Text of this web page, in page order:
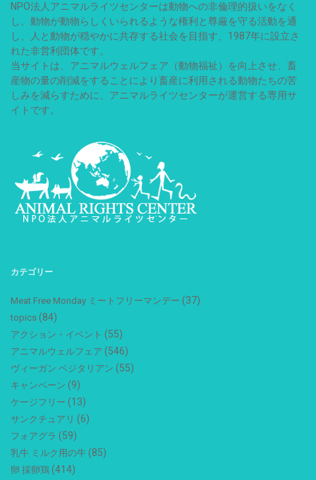
NPO法人アニマルライツセンターは動物への非倫理的扱いをなく
し、動物が動物らしくいられるような権利と尊厳を守る活動を通
し、人と動物が穏やかに共存する社会を目指す、1987年に設立さ
れた非営利団体です。
当サイトは、アニマルウェルフェア（動物福祉）を向上させ、畜
産物の量の削減をすることにより畜産に利用される動物たちの苦
しみを減らすために、アニマルライツセンターが運営する専用サ
イトです。
カテゴリー
Meat Free Monday ミートフリーマンデー (37)
topics (84)
アクション・イベント (55)
アニマルウェルフェア (546)
ヴィーガン ベジタリアン (55)
キャンペーン (9)
ケージフリー (13)
サンクチュアリ (6)
フォアグラ (59)
乳牛 ミルク用の牛 (85)
卵 採卵鶏 (414)